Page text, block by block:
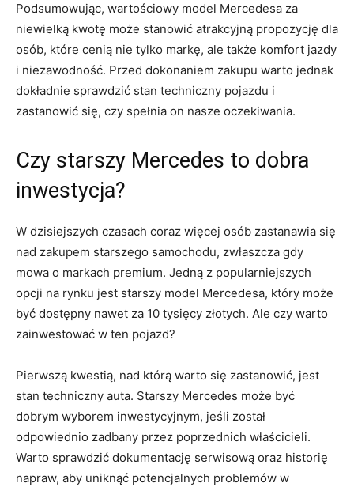
Podsumowując, wartościowy model Mercedesa za
niewielką kwotę może stanowić​ atrakcyjną propozycję dla
osób, które cenią​ nie tylko markę, ale także komfort jazdy
i⁤ niezawodność. Przed dokonaniem‍ zakupu warto jednak
dokładnie sprawdzić stan techniczny ‍pojazdu i
zastanowić się, czy spełnia on nasze oczekiwania.
Czy‌ starszy Mercedes to dobra‌
inwestycja?
W dzisiejszych czasach coraz więcej osób zastanawia się
nad zakupem starszego samochodu, zwłaszcza gdy
mowa o markach premium. Jedną z popularniejszych
opcji na rynku jest starszy model Mercedesa, który może
być dostępny nawet za 10 tysięcy złotych. Ale czy warto
zainwestować w ten pojazd?
Pierwszą kwestią, nad ‌którą warto ⁣się zastanowić, jest
stan techniczny⁢ auta. Starszy Mercedes może być
dobrym wyborem inwestycyjnym,⁣ jeśli został
odpowiednio zadbany przez poprzednich⁤ właścicieli.
Warto sprawdzić dokumentację serwisową oraz historię
napraw, aby uniknąć potencjalnych problemów⁢ w